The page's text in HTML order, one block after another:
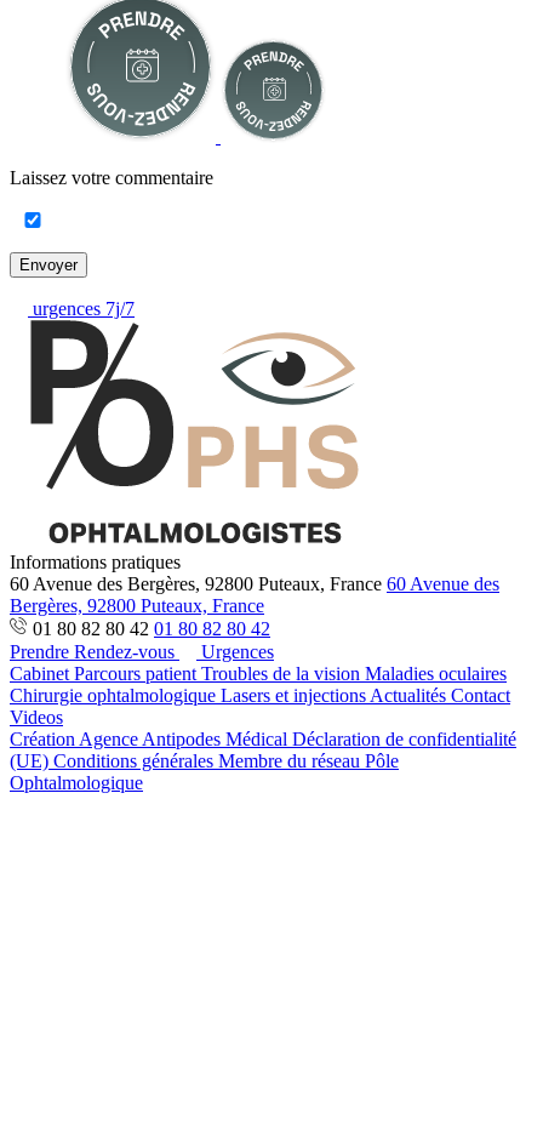
Laissez votre commentaire
Envoyer
urgences 7j/7
Informations pratiques
60 Avenue des Bergères, 92800 Puteaux, France 60 Avenue des
Bergères, 92800 Puteaux, France
01 80 82 80 42 01 80 82 80 42
Prendre Rendez-vous
Urgences
Cabinet Parcours patient Troubles de la vision Maladies oculaires
Chirurgie ophtalmologique Lasers et injections Actualités Contact
Videos
Création Agence Antipodes Médical Déclaration de confidentialité
(UE) Conditions générales Membre du réseau Pôle
Ophtalmologique